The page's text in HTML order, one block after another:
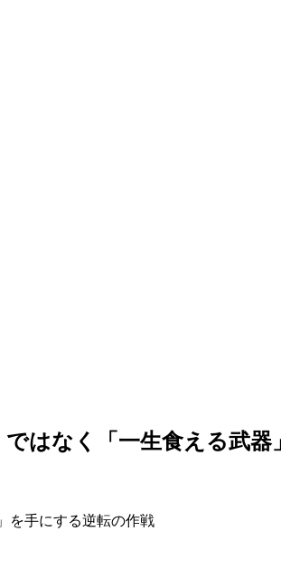
はなく「一生食える武
を手にする逆転の作戦